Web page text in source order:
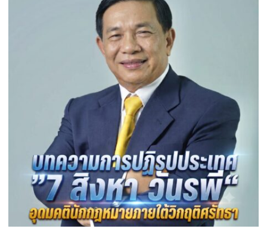
กอง
ขยะ
เป็นก
บุญ